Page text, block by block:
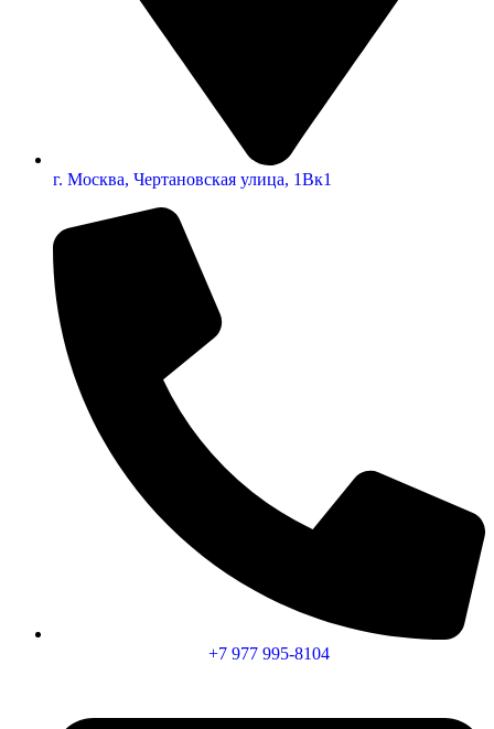
г. Москва, Чертановская улица, 1Вк1
+7 977 995-8104